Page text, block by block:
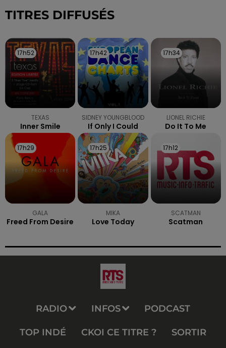
TITRES DIFFUSÉS
17h52
17h52
TEXAS
Inner Smile
17h42
17h42
SIDNEY YOUNGBLOOD
If Only I Could
17h34
17h34
LIONEL RICHIE
Do It To Me
17h29
17h29
GALA
Freed From Desire
17h25
17h25
MIKA
Love Today
17h12
17h12
SCATMAN
Scatman
RADIO INFOS PODCAST
TOP INDÉ CKOI CE TITRE ? SORTIR